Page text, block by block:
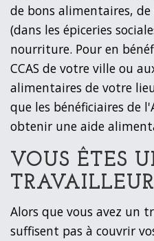
de bons alimentaires,
(dans les épiceries
nourriture. Pour en
CCAS de votre ville ou
alimentaires de votre
que les bénéficiaires de
obtenir une aide
VOUS ÊTES
Alors que vous avez un
suffisent pas à couvrir